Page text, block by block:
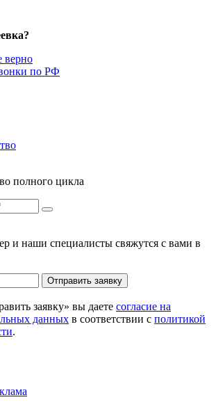
верно
по РФ
полного цикла
и наши специалисты свяжутся с вами в
Отправить заявку
заявку» вы даете согласие на
данных в соответствии с политикой
.